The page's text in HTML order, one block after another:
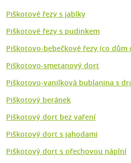
Piškotové řezy s jablky
Piškotové řezy s pudinkem
Piškotovo-bebečkové řezy (co dům
Piškotovo-smetanový dort
Piškotovo-vanilková bublanina s
Piškotový beránek
Piškotový dort bez vaření
Piškotový dort s jahodami
Piškotový dort s ořechovou náplní